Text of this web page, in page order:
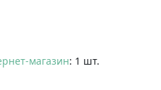
магазин: 1 шт.